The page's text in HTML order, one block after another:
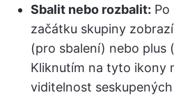
Sbalit nebo rozbalit: Po
začátku skupiny
(pro sbalení) nebo plus
Kliknutím na tyto ikony
viditelnost